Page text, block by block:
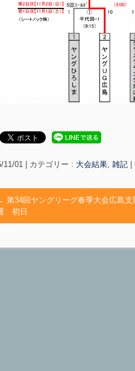
11/01 カテゴリー : 大会結果 雑記
第34回ヤングリーグ春季大会広島支
初日